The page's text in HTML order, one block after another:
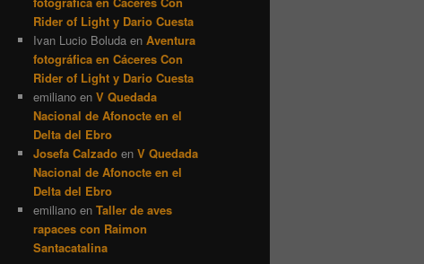
Rider of Light y Dario Cuesta
Ivan Lucio Boluda en Aventura
fotográfica en Cáceres Con
Rider of Light y Dario Cuesta
emiliano en V Quedada
Nacional de Afonocte en el
Delta del Ebro
Josefa Calzado en V Quedada
Nacional de Afonocte en el
Delta del Ebro
emiliano en Taller de aves
rapaces con Raimon
Santacatalina